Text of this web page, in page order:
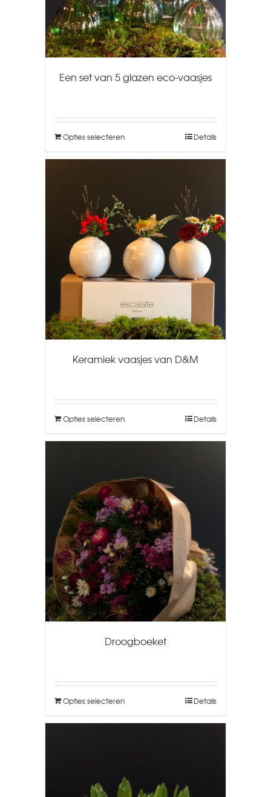
Een set van 5 glazen eco-vaasjes
Opties selecteren Details
Keramiek vaasjes van D&M
Opties selecteren Details
Droogboeket
Opties selecteren Details